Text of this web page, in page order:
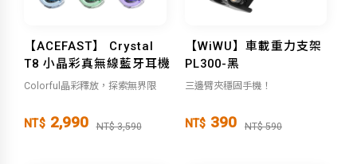
【ACEFAST】 Crystal
T8 小晶彩真無線藍牙耳機
Colorful晶彩釋放，探索無界限
NT$ 2,990 NT$ 3,590
【WiWU】車載重力支架
PL300-黑
三邊臂夾穩固手機！
NT$ 390 NT$ 590